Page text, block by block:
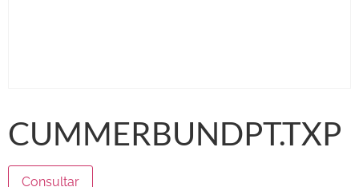
CUMMERBUNDPT.TXP
Consultar